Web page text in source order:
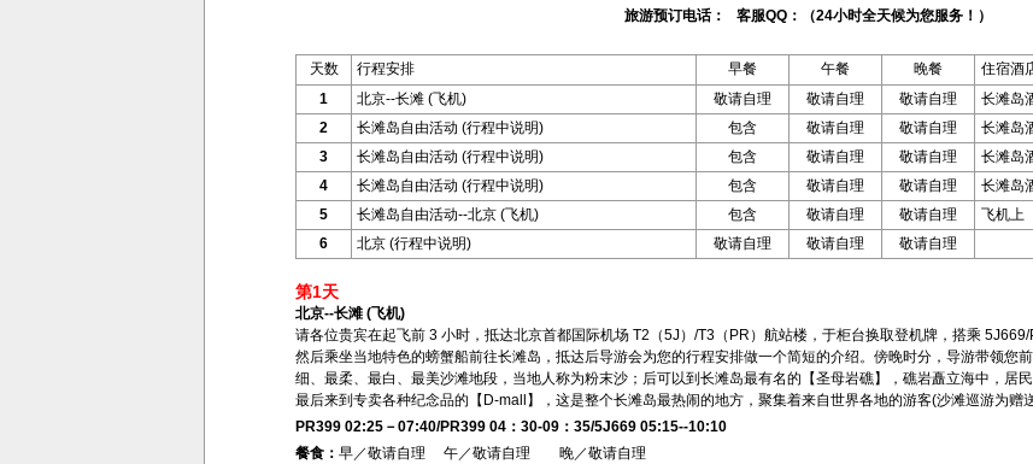
旅游预订电话： 客服QQ：（24小时全天候为您服务！）
天数 行程安排 早餐 午餐 晚餐
住宿酒
1
北京--长滩 (飞机) 敬请自理 敬请自理 敬请自理
长滩岛
2
长滩岛自由活动 (行程中说明) 包含 敬请自理 敬请自理
长滩岛
3
长滩岛自由活动 (行程中说明) 包含 敬请自理 敬请自理
长滩岛
4
长滩岛自由活动 (行程中说明) 包含 敬请自理 敬请自理
长滩岛
5
长滩岛自由活动--北京 (飞机) 包含 敬请自理 敬请自理
飞机上
6
北京 (行程中说明) 敬请自理 敬请自理 敬请自理
第1天
北京--长滩 (飞机)
请各位贵宾在起飞前 3 小时，抵达北京首都国际机场 T2（5J）/T3（PR）航站楼，于柜台换取登机牌，搭乘
然后乘坐当地特色的螃蟹船前往长滩岛，抵达后导游会为您的行程安排做一个简短的介绍。傍晚时分，导游带领您
细、最柔、最白、最美沙滩地段，当地人称为粉末沙；后可以到长滩岛最有名的【圣母岩礁】，礁岩矗立海中，居
最后来到专卖各种纪念品的【D-mall】，这是整个长滩岛最热闹的地方，聚集着来自世界各地的游客(沙滩巡游为赠
PR399 02:25－07:40/PR399 04：30-09：35/5J669 05:15--10:10
餐食：早／敬请自理 午／敬请自理 晚／敬请自理